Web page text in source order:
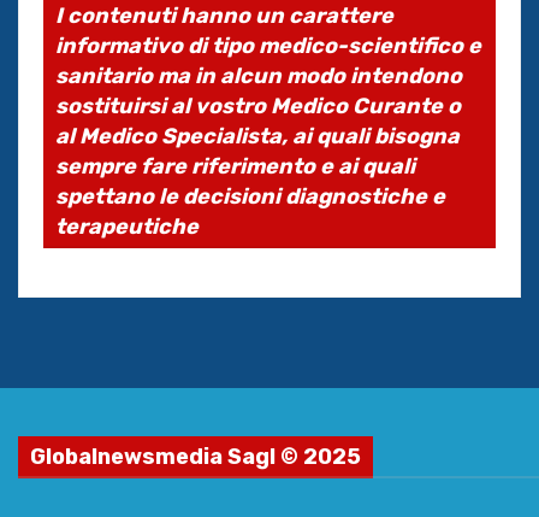
I contenuti hanno un carattere
informativo di tipo medico-scientifico e
sanitario ma in alcun modo intendono
sostituirsi al vostro Medico Curante o
al Medico Specialista, ai quali bisogna
sempre fare riferimento e ai quali
spettano le decisioni diagnostiche e
terapeutiche
Globalnewsmedia Sagl © 2025